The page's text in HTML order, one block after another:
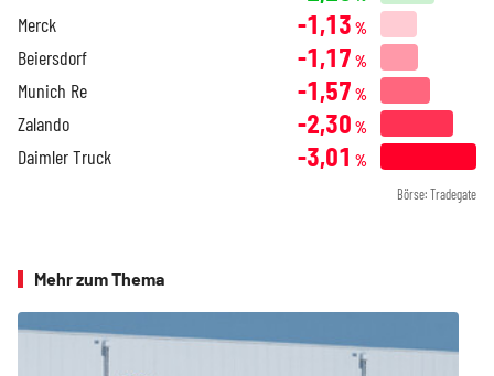
Merck -1,13 %
Beiersdorf -1,17 %
Munich Re -1,57 %
Zalando -2,30 %
Daimler Truck -3,01 %
Börse: Tradegate
Mehr zum Thema